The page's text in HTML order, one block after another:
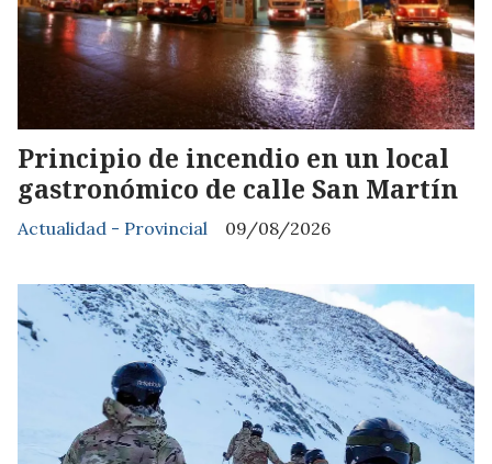
Principio de incendio en un local
gastronómico de calle San Martín
Actualidad - Provincial 09/08/2026